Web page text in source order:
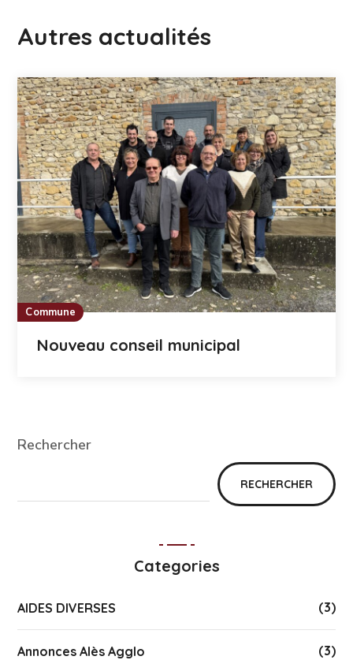
Autres actualités
Commune
Nouveau conseil municipal
Rechercher
RECHERCHER
Categories
AIDES DIVERSES (3)
Annonces Alès Agglo (3)